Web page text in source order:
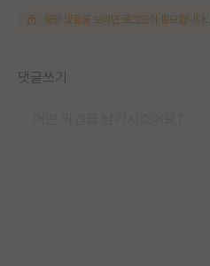
해당 댓글을 보려면 로그인이 필요합니다.
댓글쓰기